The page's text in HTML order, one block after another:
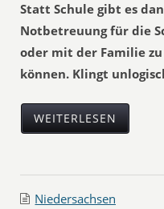
Statt Schule gibt es
Notbetreuung für die
oder mit der Familie
können. Klingt
WEITERLESEN
Niedersachsen